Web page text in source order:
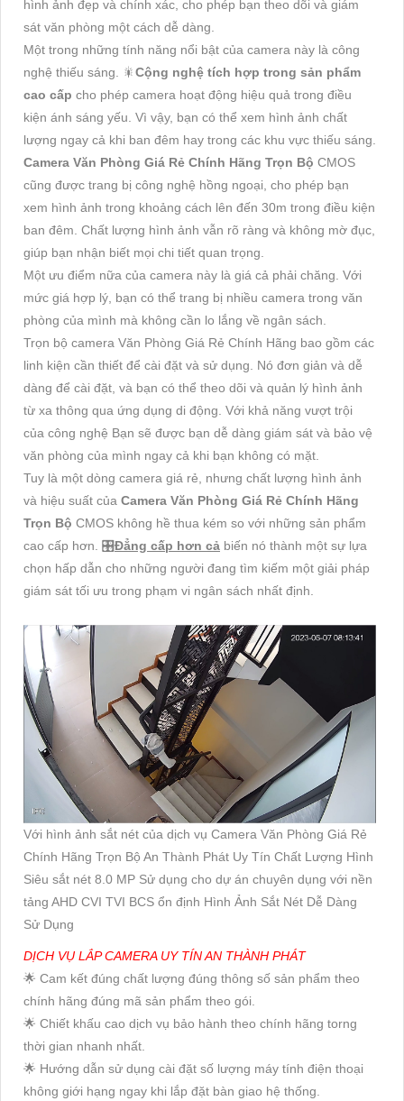
hình ảnh đẹp và chính xác, cho phép bạn theo dõi và giám
sát văn phòng một cách dễ dàng.
Một trong những tính năng nổi bật của camera này là công
nghệ thiếu sáng. 🎇Cộng nghệ tích hợp trong sản phẩm
cao cấp cho phép camera hoạt động hiệu quả trong điều
kiện ánh sáng yếu. Vì vậy, bạn có thể xem hình ảnh chất
lượng ngay cả khi ban đêm hay trong các khu vực thiếu sáng.
Camera Văn Phòng Giá Rẻ Chính Hãng Trọn Bộ CMOS
cũng được trang bị công nghệ hồng ngoại, cho phép bạn
xem hình ảnh trong khoảng cách lên đến 30m trong điều kiện
ban đêm. Chất lượng hình ảnh vẫn rõ ràng và không mờ đục,
giúp bạn nhận biết mọi chi tiết quan trọng.
Một ưu điểm nữa của camera này là giá cả phải chăng. Với
mức giá hợp lý, bạn có thể trang bị nhiều camera trong văn
phòng của mình mà không cần lo lắng về ngân sách.
Trọn bộ camera Văn Phòng Giá Rẻ Chính Hãng bao gồm các
linh kiện cần thiết để cài đặt và sử dụng. Nó đơn giản và dễ
dàng để cài đặt, và bạn có thể theo dõi và quản lý hình ảnh
từ xa thông qua ứng dụng di động. Với khả năng vượt trội
của công nghệ Bạn sẽ được bạn dễ dàng giám sát và bảo vệ
văn phòng của mình ngay cả khi bạn không có mặt.
Tuy là một dòng camera giá rẻ, nhưng chất lượng hình ảnh
và hiệu suất của Camera Văn Phòng Giá Rẻ Chính Hãng
Trọn Bộ CMOS không hề thua kém so với những sản phẩm
cao cấp hơn. 🎛Đẳng cấp hơn cả biến nó thành một sự lựa
chọn hấp dẫn cho những người đang tìm kiếm một giải pháp
giám sát tối ưu trong phạm vi ngân sách nhất định.
Với hình ảnh sắt nét của dịch vụ Camera Văn Phòng Giá Rẻ
Chính Hãng Trọn Bộ An Thành Phát Uy Tín Chất Lượng Hình
Siêu sắt nét 8.0 MP Sử dụng cho dự án chuyên dụng với nền
tảng AHD CVI TVI BCS ổn định Hình Ảnh Sắt Nét Dễ Dàng
Sử Dụng
DỊCH VỤ LẮP CAMERA UY TÍN AN THÀNH PHÁT
🌟 Cam kết đúng chất lượng đúng thông số sản phẩm theo
chính hãng đúng mã sản phẩm theo gói.
🌟 Chiết khấu cao dịch vụ bảo hành theo chính hãng torng
thời gian nhanh nhất.
🌟 Hướng dẫn sử dụng cài đặt số lượng máy tính điện thoại
không giới hạng ngay khi lắp đặt bàn giao hệ thống.